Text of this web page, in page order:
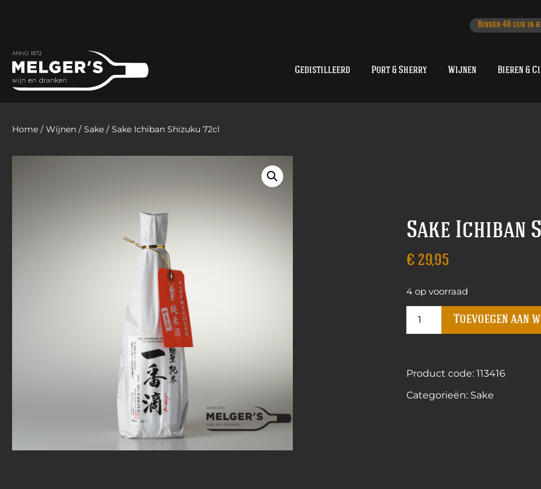
Binnen 48 uur in
Gedistilleerd Port & Sherry Wijnen Bieren &
Home / Wijnen / Sake / Sake Ichiban Shizuku 72cl
Sake Ichiban
€ 29,95
4 op voorraad
Toevoegen aan
Product code: 113416
Categorieën: Sake